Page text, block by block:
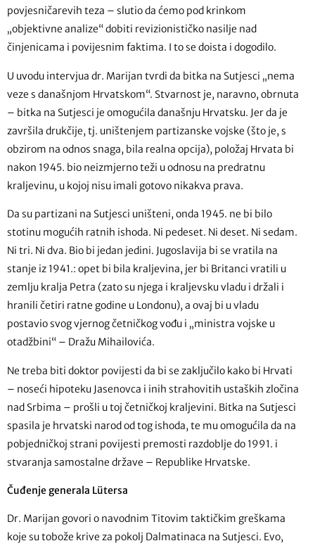
povjesničarevih teza – slutio da ćemo pod krinkom
„objektivne analize“ dobiti revizionističko nasilje nad
činjenicama i povijesnim faktima. I to se doista i dogodilo.
U uvodu intervjua dr. Marijan tvrdi da bitka na Sutjesci „nema
veze s današnjom Hrvatskom“. Stvarnost je, naravno, obrnuta
– bitka na Sutjesci je omogućila današnju Hrvatsku. Jer da je
završila drukčije, tj. uništenjem partizanske vojske (što je, s
obzirom na odnos snaga, bila realna opcija), položaj Hrvata bi
nakon 1945. bio neizmjerno teži u odnosu na predratnu
kraljevinu, u kojoj nisu imali gotovo nikakva prava.
Da su partizani na Sutjesci uništeni, onda 1945. ne bi bilo
stotinu mogućih ratnih ishoda. Ni pedeset. Ni deset. Ni sedam.
Ni tri. Ni dva. Bio bi jedan jedini. Jugoslavija bi se vratila na
stanje iz 1941.: opet bi bila kraljevina, jer bi Britanci vratili u
zemlju kralja Petra (zato su njega i kraljevsku vladu i držali i
hranili četiri ratne godine u Londonu), a ovaj bi u vladu
postavio svog vjernog četničkog vođu i „ministra vojske u
otadžbini“ – Dražu Mihailovića.
Ne treba biti doktor povijesti da bi se zaključilo kako bi Hrvati
– noseći hipoteku Jasenovca i inih strahovitih ustaških zločina
nad Srbima – prošli u toj četničkoj kraljevini. Bitka na Sutjesci
spasila je hrvatski narod od tog ishoda, te mu omogućila da na
pobjedničkoj strani povijesti premosti razdoblje do 1991. i
stvaranja samostalne države – Republike Hrvatske.
Čuđenje generala Lütersa
Dr. Marijan govori o navodnim Titovim taktičkim greškama
koje su tobože krive za pokolj Dalmatinaca na Sutjesci. Evo,